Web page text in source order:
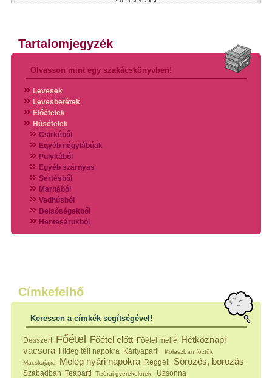
Tartalomjegyzék
Olvasson mint egy szakácskönyvben!
Levesek
Levesbetétek
Előételek
Húsételek
Csirkéből
Egyéb négylábúak
Pulykából
Egyéb szárnyas
Sertésből
Marhából
Vadhúsból
Belsőségekből
Hentesárukból
Vadszárnyasokból
Köretek
Klasszikus főzelékek
Zöldséges ételek
Hidegkonyhai készítmények
Főtt tészták
Zsiradékban sült tészták
Sütőben sült tészták
Címkefelhő
Keressen a címkék segítségével!
Desszert Főétel Főétel előtt Főétel mellé Hétköznapi
vacsora Hideg téli napokra Kártyaparti
Koleszban főztük
Macskajajra
Meleg nyári napokra Reggeli Sörözés, borozás
Szabadban Teaparti Tizórai gyerekeknek Uzsonna